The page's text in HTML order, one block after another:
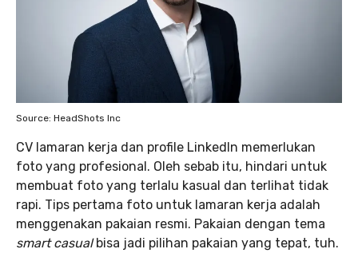
Source: HeadShots Inc
CV lamaran kerja dan profile LinkedIn memerlukan
foto yang profesional. Oleh sebab itu, hindari untuk
membuat foto yang terlalu kasual dan terlihat tidak
rapi. Tips pertama foto untuk lamaran kerja adalah
menggenakan pakaian resmi. Pakaian dengan tema
smart casualbisa jadi pilihan pakaian yang tepat, tuh.